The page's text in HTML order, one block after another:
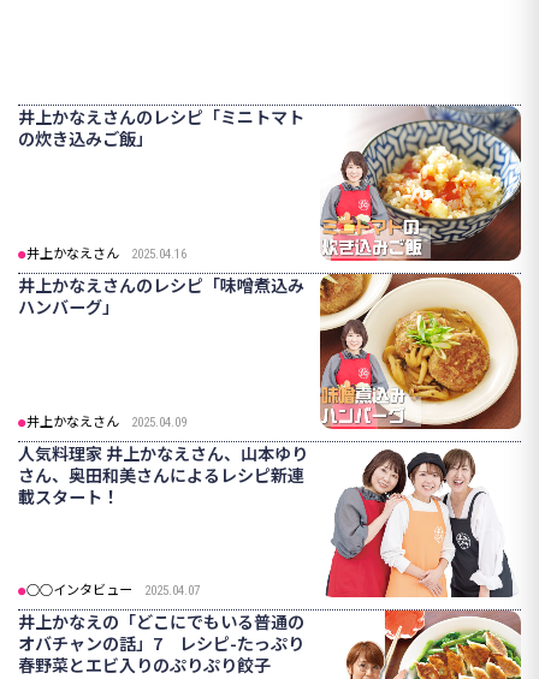
井上かなえさんのレシピ「ミニトマト
の炊き込みご飯」
井上かなえさん 2025.04.16
井上かなえさんのレシピ「味噌煮込み
ハンバーグ」
井上かなえさん 2025.04.09
人気料理家 井上かなえさん、山本ゆり
さん、奥田和美さんによるレシピ新連
載スタート！
○○インタビュー 2025.04.07
井上かなえの「どこにでもいる普通の
オバチャンの話」7 レシピ-たっぷり
春野菜とエビ入りのぷりぷり餃子